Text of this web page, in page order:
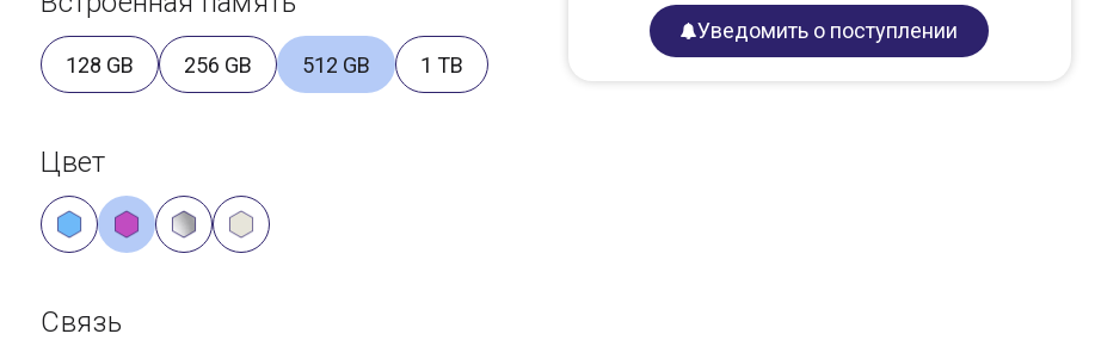
128 GB 256 GB 512 GB 1 TB
Цвет
Связь
Уведомить о поступлении